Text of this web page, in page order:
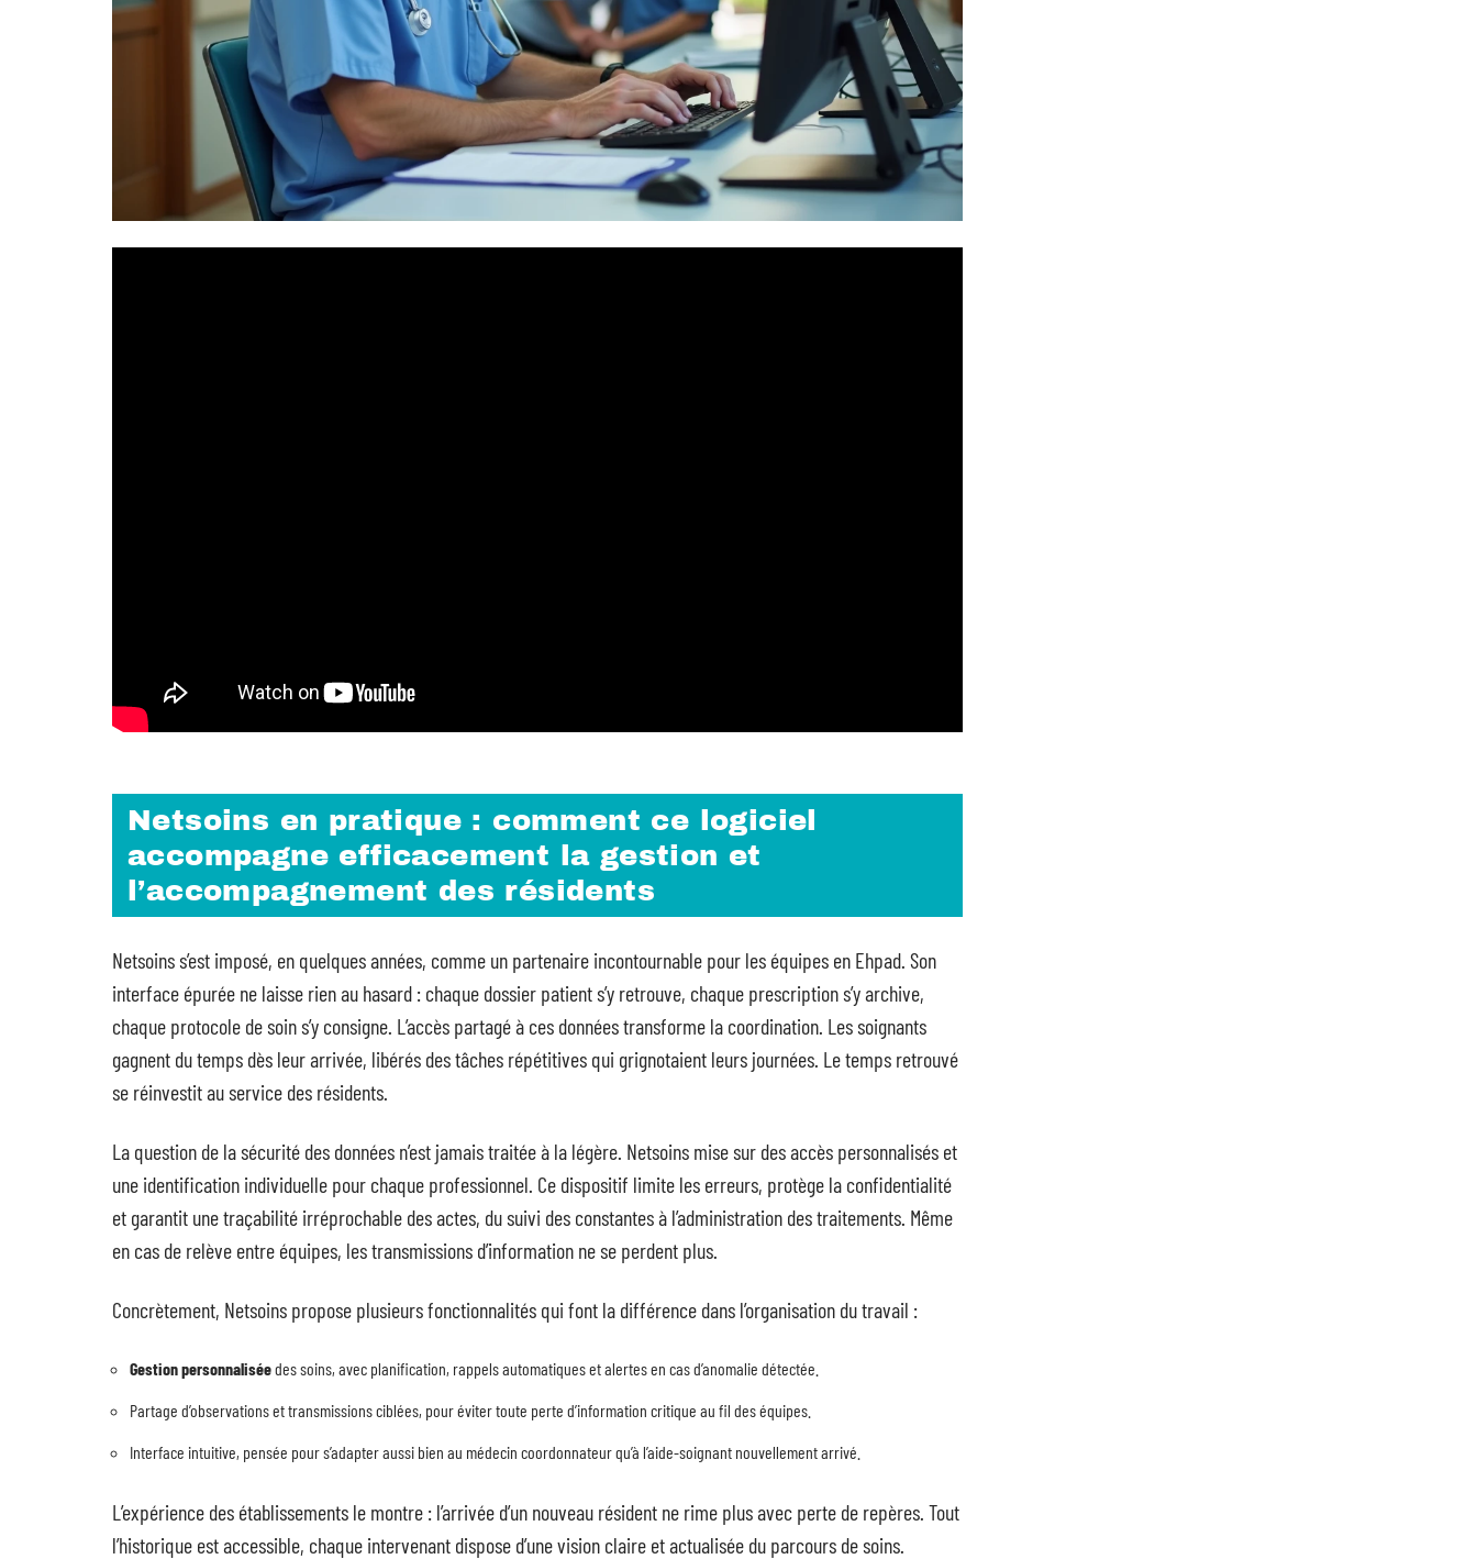
Netsoins en pratique : comment ce logiciel
accompagne efficacement la gestion et
l’accompagnement des résidents
Netsoins s’est imposé, en quelques années, comme un partenaire incontournable pour les équipes en Ehpad. Son
interface épurée ne laisse rien au hasard : chaque dossier patient s’y retrouve, chaque prescription s’y archive,
chaque protocole de soin s’y consigne. L’accès partagé à ces données transforme la coordination. Les soignants
gagnent du temps dès leur arrivée, libérés des tâches répétitives qui grignotaient leurs journées. Le temps retrouvé
se réinvestit au service des résidents.
La question de la sécurité des données n’est jamais traitée à la légère. Netsoins mise sur des accès personnalisés et
une identification individuelle pour chaque professionnel. Ce dispositif limite les erreurs, protège la confidentialité
et garantit une traçabilité irréprochable des actes, du suivi des constantes à l’administration des traitements. Même
en cas de relève entre équipes, les transmissions d’information ne se perdent plus.
Concrètement, Netsoins propose plusieurs fonctionnalités qui font la différence dans l’organisation du travail :
Gestion personnaliséedes soins, avec planification, rappels automatiques et alertes en cas d’anomalie détectée.
Partage d’observations et transmissions ciblées, pour éviter toute perte d’information critique au fil des équipes.
Interface intuitive, pensée pour s’adapter aussi bien au médecin coordonnateur qu’à l’aide-soignant nouvellement arrivé.
L’expérience des établissements le montre : l’arrivée d’un nouveau résident ne rime plus avec perte de repères. Tout
l’historique est accessible, chaque intervenant dispose d’une vision claire et actualisée du parcours de soins.